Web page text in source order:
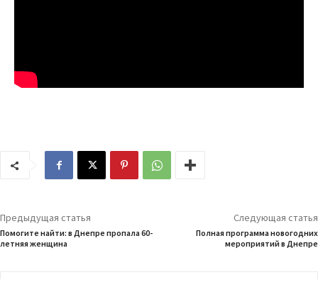
Предыдущая статья
Помогите найти: в Днепре пропала 60-
летняя женщина
Следующая статья
Полная программа новогодних
мероприятий в Днепре